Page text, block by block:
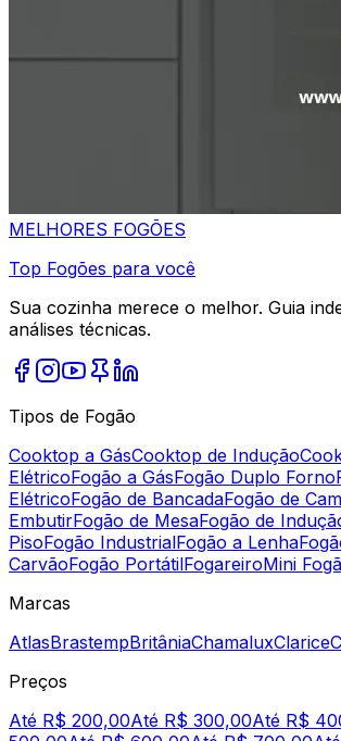
MELHORES FOGÕES
Top Fogões para você
Sua cozinha merece o melhor. Guia
análises técnicas.
Tipos de Fogão
Cooktop a GásCooktop de Indução
ElétricoFogão a GásFogão Duplo Forno
ElétricoFogão de BancadaFogão de
EmbutirFogão de MesaFogão de
PisoFogão IndustrialFogão a Lenha
CarvãoFogão PortátilFogareiroMini
Marcas
AtlasBrastempBritâniaChamaluxClarice
Preços
Até R$ 200,00Até R$ 300,00Até R$